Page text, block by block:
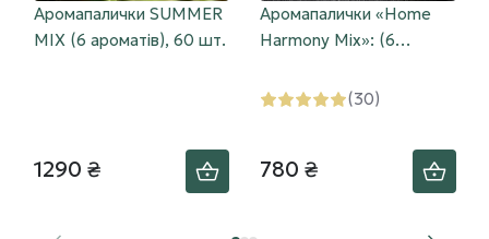
Аромапалички SUMMER
MIX (6 ароматів), 60 шт.
1290 ₴
Аромапалички «Home
Harmony Mix»: (6
(30)
780 ₴